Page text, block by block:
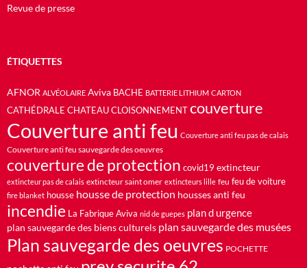
Revue de presse
ÉTIQUETTES
AFNOR ALVÉOLAIRE Aviva BACHE BATTERIE LITHIUM CARTON
CATHÉDRALE CHATEAU CLOISONNEMENT couverture
Couverture anti feu Couverture anti feu pas de calais
Couverture anti feu sauvegarde des oeuvres
couverture de protection covid19 extincteur
extincteur pas de calais extincteur saint omer extincteurs lille feu feu de voiture
fire blanket housse housse de protection housses anti feu
incendie La Fabrique Aviva nid de guepes plan d urgence
plan sauvegarde des biens culturels plan sauvegarde des musées
Plan sauvegarde des oeuvres POCHETTE